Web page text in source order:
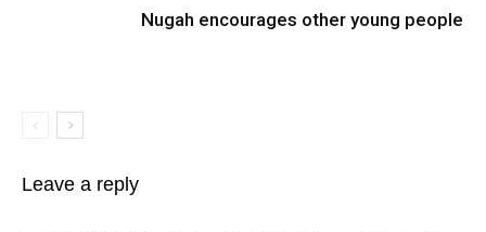
Nugah encourages other young people
Leave a reply